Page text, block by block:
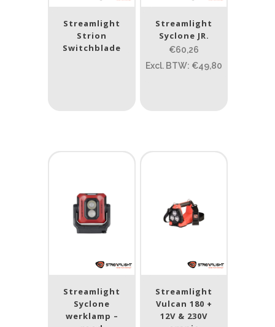
Streamlight
Strion
Switchblade
Streamlight
Syclone JR.
€60,26
Excl. BTW: €49,80
Streamlight
Syclone
werklamp –
Streamlight
Vulcan 180 +
12V & 230V